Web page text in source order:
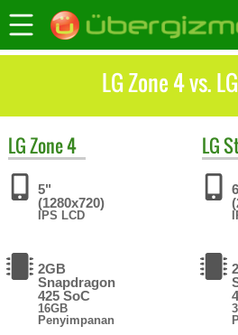
LG Zone 4 vs.
LGZone 4
5"
(1280x720)
IPS LCD
2GB
Snapdragon
425 SoC
16GB
Penyimpanan
LG